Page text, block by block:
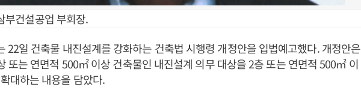
건설공업 부회장.
22일 건축물 내진설계를 강화하는 건축법 시행령 개정안을 입법예고했다. 개정안은
또는 연면적 500㎡ 이상 건축물인 내진설계 의무 대상을 2층 또는 연면적 500㎡ 이
대하는 내용을 담았다.